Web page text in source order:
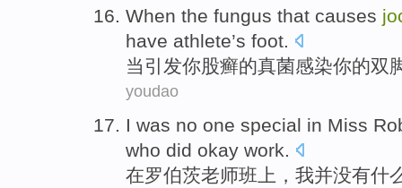
When the fungus that causes
have athlete’s foot.
当引发你股癣的真菌感染你的双
youdao
I was no one special in Miss
who did okay work.
在罗伯茨老师班上 ， 我并没有什